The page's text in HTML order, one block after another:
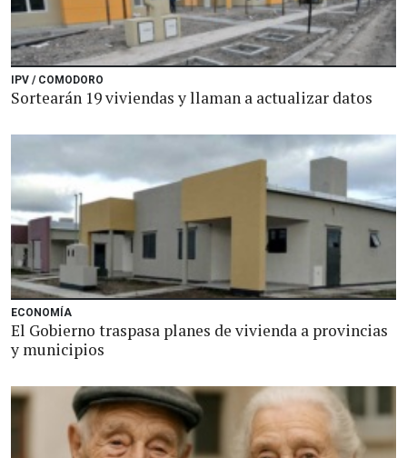
IPV / COMODORO
Sortearán 19 viviendas y llaman a actualizar datos
ECONOMÍA
El Gobierno traspasa planes de vivienda a provincias
y municipios